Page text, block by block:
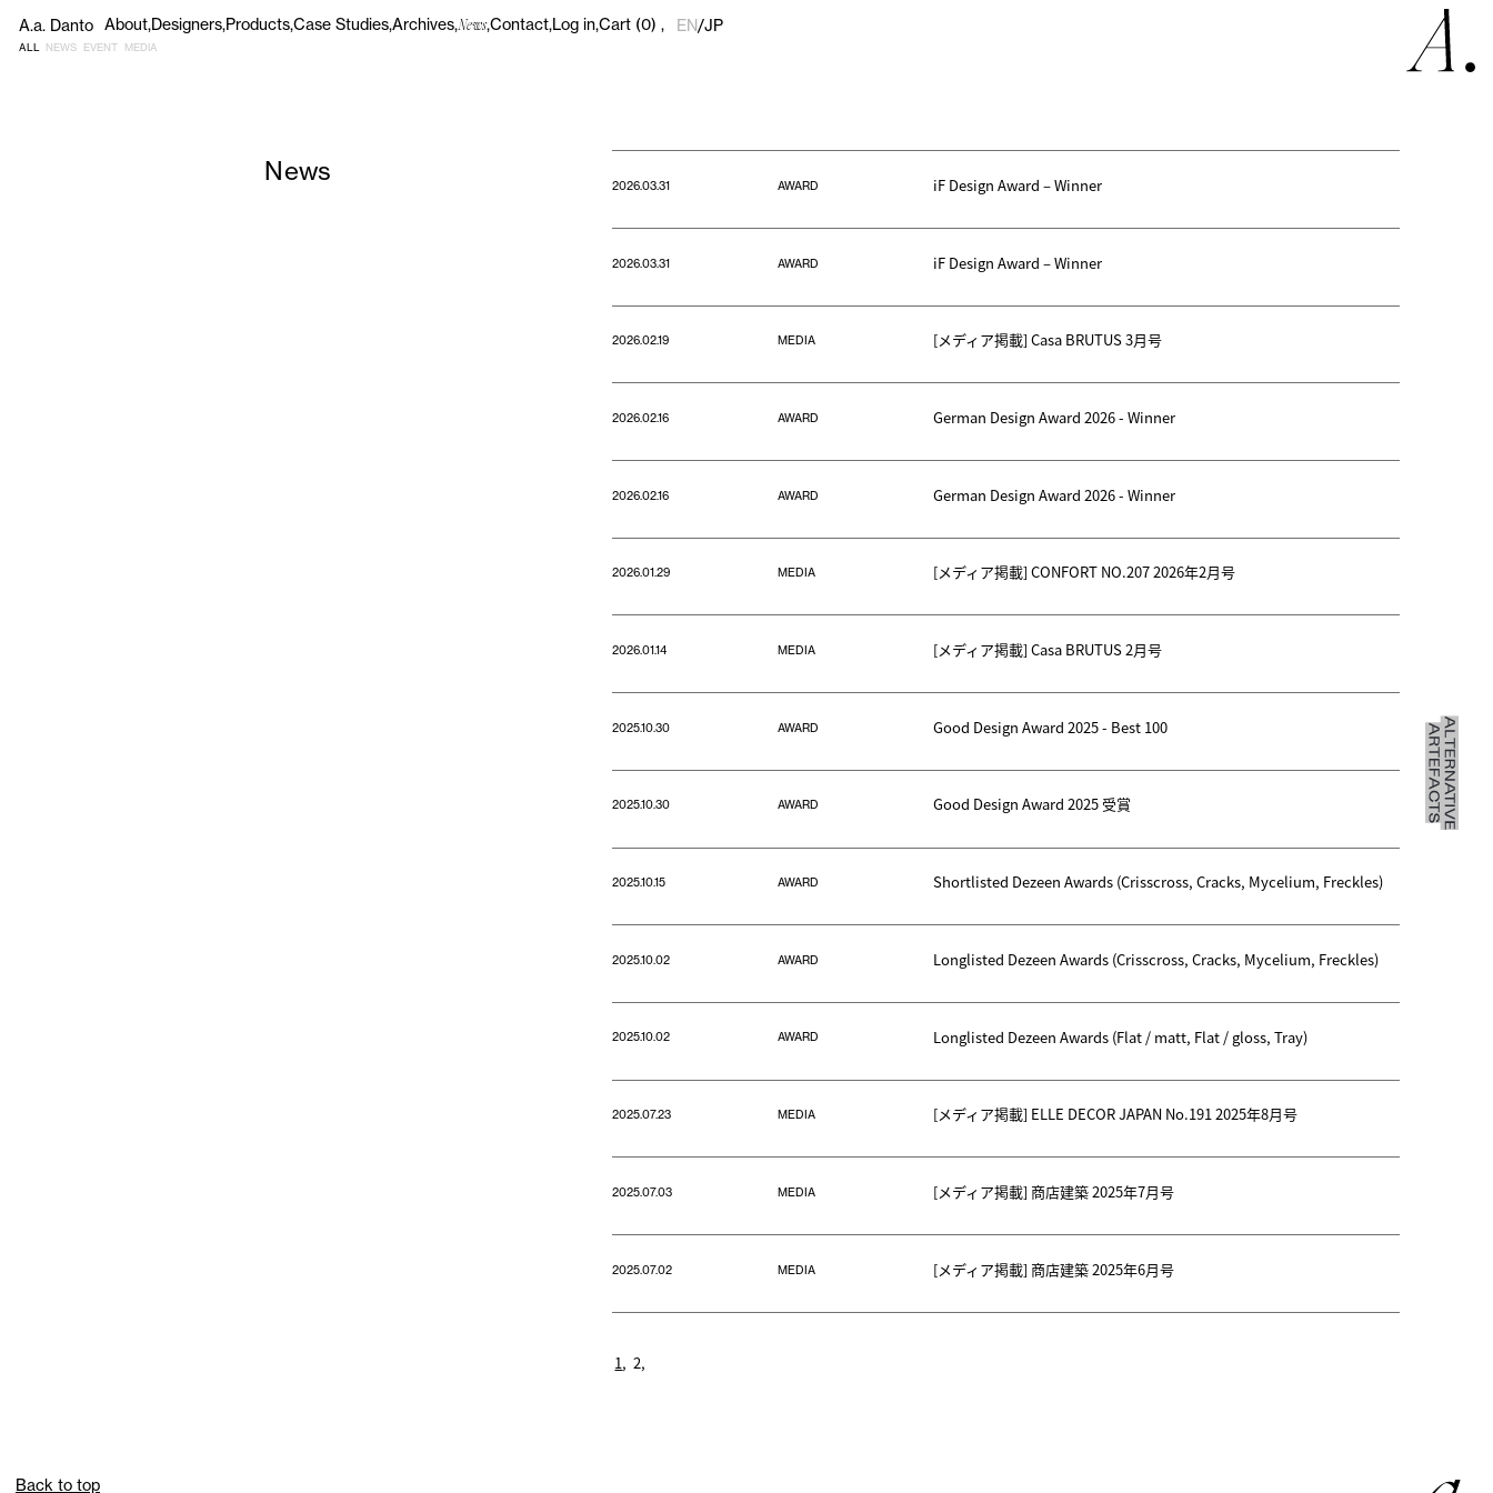
A.a. Danto About Designers ProductsCase StudiesArchives News
ALL NEWS EVENT MEDIA
Contact Log inCart (0) EN/JP
News 2026.03.31 AWARD iF Design Award – Winner
2026.03.31 AWARD iF Design Award – Winner
2026.02.19 MEDIA [メディア掲載] Casa BRUTUS 3月号
2026.02.16 AWARD German Design Award 2026 - Winner
2026.02.16 AWARD German Design Award 2026 - Winner
2026.01.29 MEDIA [メディア掲載] CONFORT NO.207 2026年2月号
2026.01.14 MEDIA [メディア掲載] Casa BRUTUS 2月号
2025.10.30 AWARD Good Design Award 2025 - Best 100
2025.10.30 AWARD Good Design Award 2025 受賞
2025.10.15 AWARD Shortlisted Dezeen Awards (Crisscross, Cracks, Mycelium, Freckles)
2025.10.02 AWARD Longlisted Dezeen Awards (Crisscross, Cracks, Mycelium, Freckles)
2025.10.02 AWARD Longlisted Dezeen Awards (Flat / matt, Flat / gloss, Tray)
2025.07.23 MEDIA [メディア掲載] ELLE DECOR JAPAN No.191 2025年8月号
2025.07.03 MEDIA [メディア掲載] 商店建築 2025年7月号
2025.07.02 MEDIA [メディア掲載] 商店建築 2025年6月号
1 2
Back to top